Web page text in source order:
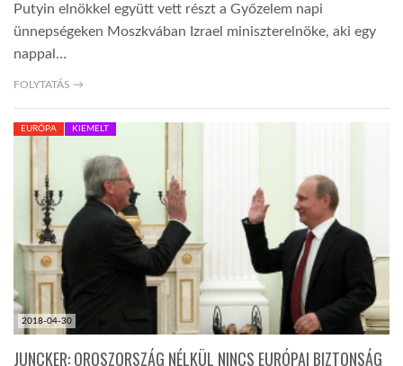
Putyin elnökkel együtt vett részt a Győzelem napi
ünnepségeken Moszkvában Izrael miniszterelnöke, aki egy
nappal…
FOLYTATÁS →
2018-04-30
EURÓPA KIEMELT
JUNCKER: OROSZORSZÁG NÉLKÜL NINCS EURÓPAI BIZTONSÁG